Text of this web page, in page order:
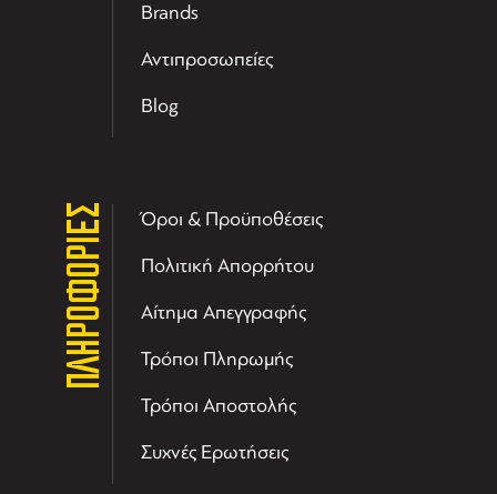
Brands
Αντιπροσωπείες
Blog
ΠΛΗΡΟΦΟΡΙΕΣ Όροι & Προϋποθέσεις
Πολιτική Απορρήτου
Αίτημα Απεγγραφής
Τρόποι Πληρωμής
Τρόποι Αποστολής
Συχνές Ερωτήσεις